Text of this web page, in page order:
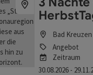
KREUZEN - HerbstTage im
Bad Kreuzen
Angebot
Zeitraum
30.08.2026 -